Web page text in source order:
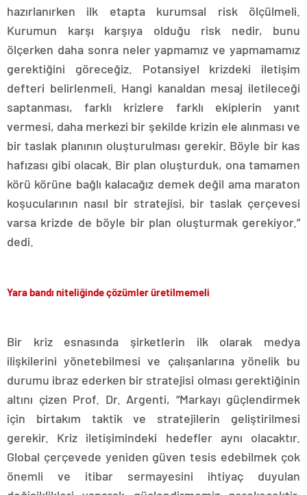
hazırlanırken ilk etapta kurumsal risk ölçülmeli.
Kurumun karşı karşıya olduğu risk nedir, bunu
ölçerken daha sonra neler yapmamız ve yapmamamız
gerektiğini göreceğiz. Potansiyel krizdeki iletişim
defteri belirlenmeli. Hangi kanaldan mesaj iletileceği
saptanması, farklı krizlere farklı ekiplerin yanıt
vermesi, daha merkezi bir şekilde krizin ele alınması ve
bir taslak planının oluşturulması gerekir. Böyle bir kas
hafızası gibi olacak. Bir plan oluşturduk, ona tamamen
körü körüne bağlı kalacağız demek değil ama maraton
koşucularının nasıl bir stratejisi, bir taslak çerçevesi
varsa krizde de böyle bir plan oluşturmak gerekiyor.”
dedi.
Yara bandı niteliğinde çözümler üretilmemeli
Bir kriz esnasında şirketlerin ilk olarak medya
ilişkilerini yönetebilmesi ve çalışanlarına yönelik bu
durumu ibraz ederken bir stratejisi olması gerektiğinin
altını çizen Prof. Dr. Argenti, “Markayı güçlendirmek
için birtakım taktik ve stratejilerin geliştirilmesi
gerekir. Kriz iletişimindeki hedefler aynı olacaktır.
Global çerçevede yeniden güven tesis edebilmek çok
önemli ve itibar sermayesini ihtiyaç duyulan